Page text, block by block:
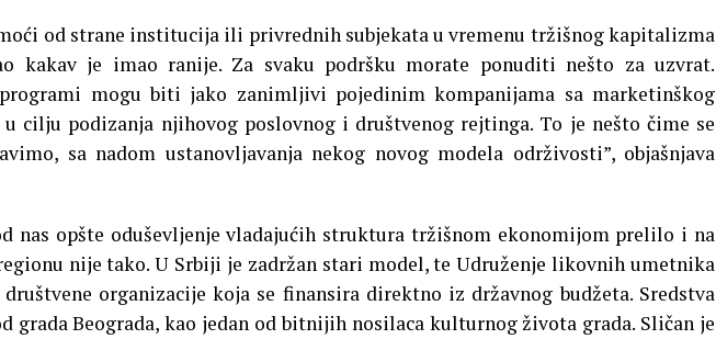
od strane institucija ili privrednih subjekata u vremenu tržišnog kapitalizma
kakav je imao ranije. Za svaku podršku morate ponuditi nešto za uzvrat.
mogu biti jako zanimljivi pojedinim kompanijama sa marketinškog
u cilju podizanja njihovog poslovnog i društvenog rejtinga. To je nešto čime se
sa nadom ustanovljavanja nekog novog modela održivosti”, objašnjava
nas opšte oduševljenje vladajućih struktura tržišnom ekonomijom prelilo i na
nije tako. U Srbiji je zadržan stari model, te Udruženje likovnih umetnika
organizacije koja se finansira direktno iz državnog budžeta. Sredstva
grada Beograda, kao jedan od bitnijih nosilaca kulturnog života grada. Sličan je